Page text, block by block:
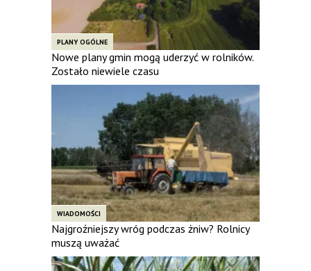
PLANY OGÓLNE
Nowe plany gmin mogą uderzyć w rolników.
Zostało niewiele czasu
WIADOMOŚCI
Najgroźniejszy wróg podczas żniw? Rolnicy
muszą uważać